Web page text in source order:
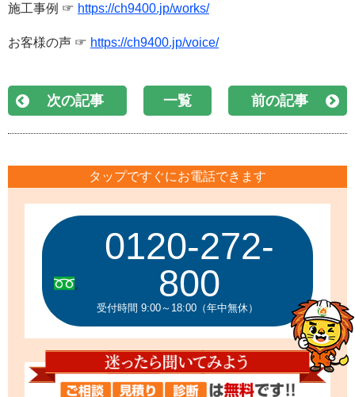
施工事例 ☞ https://ch9400.jp/works/
お客様の声 ☞ https://ch9400.jp/voice/
次の記事 一覧 前の記事
タップですぐにお電話できます
0120-272-
800
受付時間 9:00～18:00（年中無休）